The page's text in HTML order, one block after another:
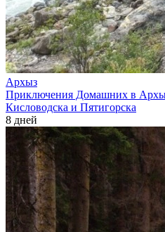
Архыз
Приключения Домашних в
Кисловодска и Пятигорска
8 дней